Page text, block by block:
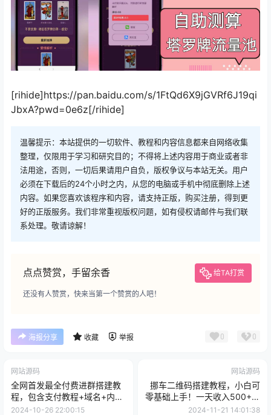
[rihide]https://pan.baidu.com/s/1FtQd6X9jGVRf6J19qi
JbxA?pwd=0e6z[/rihide]
温馨提示：本站提供的一切软件、教程和内容信息都来自网络收集
整理，仅限用于学习和研究目的；不得将上述内容用于商业或者非
法用途，否则，一切后果请用户自负，版权争议与本站无关。用户
必须在下载后的24个小时之内，从您的电脑或手机中彻底删除上述
内容。如果您喜欢该程序和内容，请支持正版，购买注册，得到更
好的正版服务。我们非常重视版权问题，如有侵权请邮件与我们联
系处理。敬请谅解！
点点赞赏，手留余香 给TA打赏
还没有人赞赏，快来当第一个赞赏的人吧！
海报分享 收藏 举报 0 0
网站源码
全网首发最全付费进群搭建教
程，包含支付教程+域名+内部
设置教程+源码【揭秘】
2024-10-26 22:00:15
网站源码
挪车二维码搭建教程，小白可
零基础上手！一天收入500+，
(附源码
2024-11-21 14:01:38